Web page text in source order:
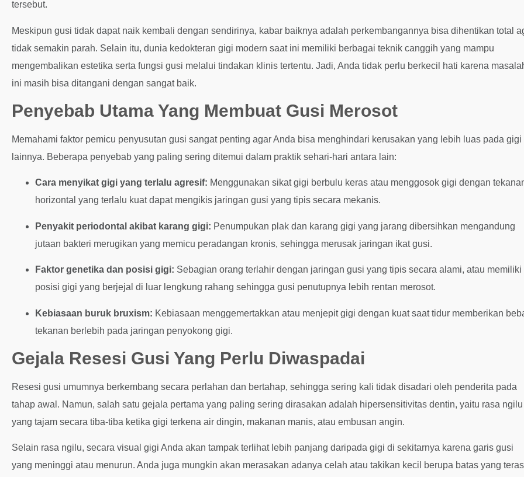
tersebut.
Meskipun gusi tidak dapat naik kembali dengan sendirinya, kabar baiknya adalah perkembangannya bisa dihentikan total
tidak semakin parah. Selain itu, dunia kedokteran gigi modern saat ini memiliki berbagai teknik canggih yang mampu
mengembalikan estetika serta fungsi gusi melalui tindakan klinis tertentu. Jadi, Anda tidak perlu berkecil hati karena
ini masih bisa ditangani dengan sangat baik.
Penyebab Utama Yang Membuat Gusi Merosot
Memahami faktor pemicu penyusutan gusi sangat penting agar Anda bisa menghindari kerusakan yang lebih luas pada gigi
lainnya. Beberapa penyebab yang paling sering ditemui dalam praktik sehari-hari antara lain:
Cara menyikat gigi yang terlalu agresif: Menggunakan sikat gigi berbulu keras atau menggosok gigi dengan
horizontal yang terlalu kuat dapat mengikis jaringan gusi yang tipis secara mekanis.
Penyakit periodontal akibat karang gigi: Penumpukan plak dan karang gigi yang jarang dibersihkan mengandung
jutaan bakteri merugikan yang memicu peradangan kronis, sehingga merusak jaringan ikat gusi.
Faktor genetika dan posisi gigi: Sebagian orang terlahir dengan jaringan gusi yang tipis secara alami, atau memiliki
posisi gigi yang berjejal di luar lengkung rahang sehingga gusi penutupnya lebih rentan merosot.
Kebiasaan buruk bruxism: Kebiasaan menggemertakkan atau menjepit gigi dengan kuat saat tidur memberikan
tekanan berlebih pada jaringan penyokong gigi.
Gejala Resesi Gusi Yang Perlu Diwaspadai
Resesi gusi umumnya berkembang secara perlahan dan bertahap, sehingga sering kali tidak disadari oleh penderita pada
tahap awal. Namun, salah satu gejala pertama yang paling sering dirasakan adalah hipersensitivitas dentin, yaitu rasa ngilu
yang tajam secara tiba-tiba ketika gigi terkena air dingin, makanan manis, atau embusan angin.
Selain rasa ngilu, secara visual gigi Anda akan tampak terlihat lebih panjang daripada gigi di sekitarnya karena garis gusi
yang meninggi atau menurun. Anda juga mungkin akan merasakan adanya celah atau takikan kecil berupa batas yang